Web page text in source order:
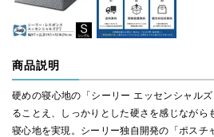
商品説明
硬めの寝心地の「シーリー エッセンシャル
ることえ、しっかりとした硬さを感じながら
寝心地を実現。シーリー独自開発の「ポスチ